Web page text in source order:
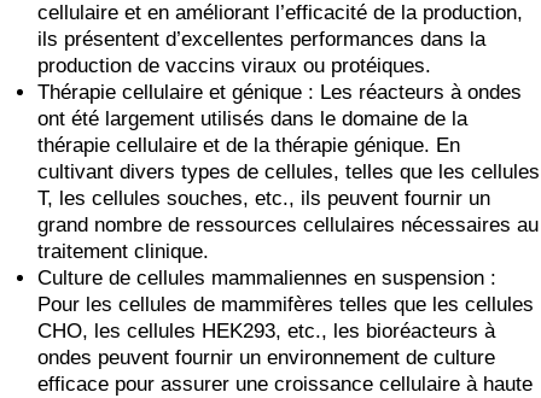
cellulaire et en améliorant l’efficacité de la production,
ils présentent d’excellentes performances dans la
production de vaccins viraux ou protéiques.
Thérapie cellulaire et génique : Les réacteurs à ondes
ont été largement utilisés dans le domaine de la
thérapie cellulaire et de la thérapie génique. En
cultivant divers types de cellules, telles que les cellules
T, les cellules souches, etc., ils peuvent fournir un
grand nombre de ressources cellulaires nécessaires au
traitement clinique.
Culture de cellules mammaliennes en suspension :
Pour les cellules de mammifères telles que les cellules
CHO, les cellules HEK293, etc., les bioréacteurs à
ondes peuvent fournir un environnement de culture
efficace pour assurer une croissance cellulaire à haute